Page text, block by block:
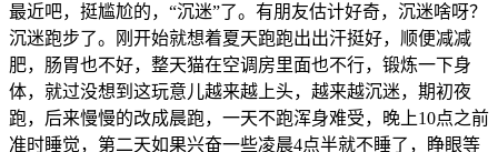
最近吧，挺尴尬的，“沉迷”了。有朋友估计好奇，沉迷啥呀？
沉迷跑步了。刚开始就想着夏天跑跑出出汗挺好，顺便减减
肥，肠胃也不好，整天猫在空调房里面也不行，锻炼一下身
体，就过没想到这玩意儿越来越上头，越来越沉迷，期初夜
跑，后来慢慢的改成晨跑，一天不跑浑身难受，晚上10点之前
准时睡觉，第二天如果兴奋一些凌晨4点半就不睡了，睁眼等